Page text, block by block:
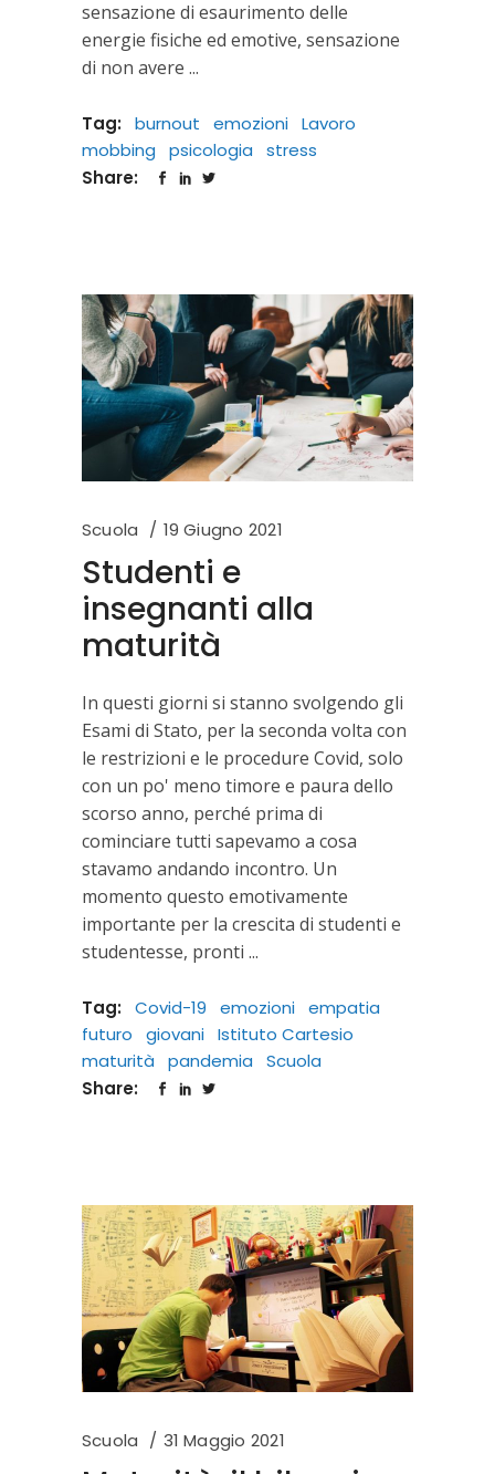
sensazione di esaurimento delle
energie fisiche ed emotive, sensazione
di non avere
Tag: burnout emozioni Lavoro
mobbing
psicologia
stress
Share:
Scuola 19 Giugno 2021
Studenti e
insegnanti alla
maturità
In questi giorni si stanno svolgendo gli
Esami di Stato, per la seconda volta con
le restrizioni e le procedure Covid, solo
con un po' meno timore e paura dello
scorso anno, perché prima di
cominciare tutti sapevamo a cosa
stavamo andando incontro. Un
momento questo emotivamente
importante per la crescita di studenti e
studentesse, pronti
Tag: Covid-19 emozioni empatia
futuro
giovani Istituto Cartesio
maturità
pandemia
Scuola
Share:
Scuola 31 Maggio 2021